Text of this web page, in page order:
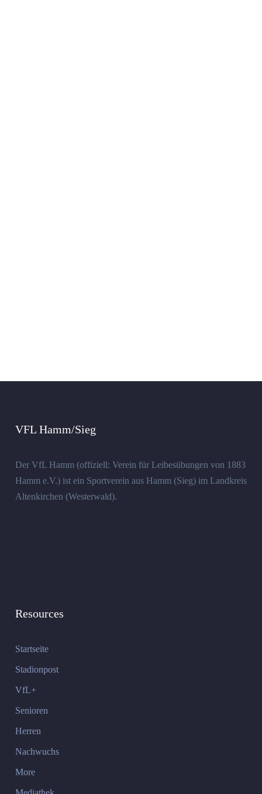
VFL Hamm/Sieg
Der VfL Hamm (offiziell: Verein für Leibesübungen von 1883
Hamm e.V.) ist ein Sportverein aus Hamm (Sieg) im Landkreis
Altenkirchen (Westerwald).
Resources
Startseite
Stadionpost
VfL+
Senioren
Herren
Nachwuchs
More